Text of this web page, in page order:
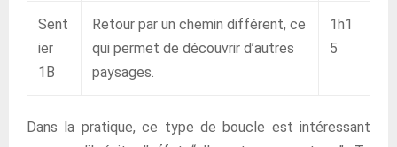
Sent
ier
1B
Retour par un chemin différent, ce
qui permet de découvrir d’autres
paysages.
1h1
5
Dans la pratique, ce type de boucle est intéressant